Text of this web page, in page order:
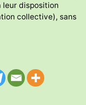
leur disposition
collective), sans